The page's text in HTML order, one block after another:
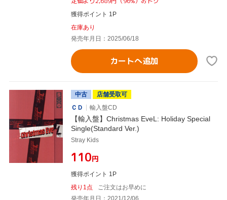
獲得ポイント 1P
在庫あり
発売年月日：2025/06/18
カートへ追加
中古
店舗受取可
ＣＤ
輸入盤CD
【輸入盤】Christmas EveL: Holiday Special
Single(Standard Ver.)
Stray Kids
¥110円
獲得ポイント 1P
残り1点
ご注文はお早めに
発売年月日：2021/12/06